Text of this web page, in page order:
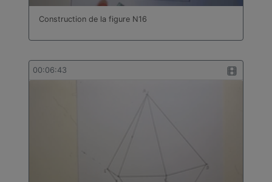
Construction de la figure N16
00:06:43